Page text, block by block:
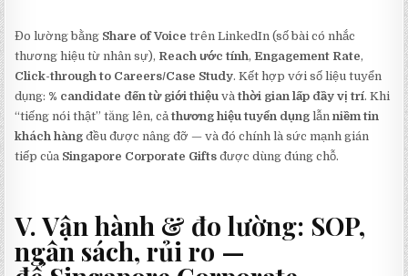
Đo lường bằng Share of Voice trên LinkedIn (số bài có nhắc
thương hiệu từ nhân sự), Reach ước tính,Engagement Rate,
Click-through to Careers/Case Study. Kết hợp với số liệu tuyển
dụng: % candidate đến từ giới thiệu vàthời gian lấp đầy vị trí. Khi
“tiếng nói thật” tăng lên, cảthương hiệu tuyển dụng lẫnniềm tin
khách hàng đều được nâng đỡ — và đó chính là sức mạnh gián
tiếp của Singapore Corporate Gifts được dùng đúng chỗ.
V. Vận hành & đo lường: SOP,
ngân sách, rủi ro —